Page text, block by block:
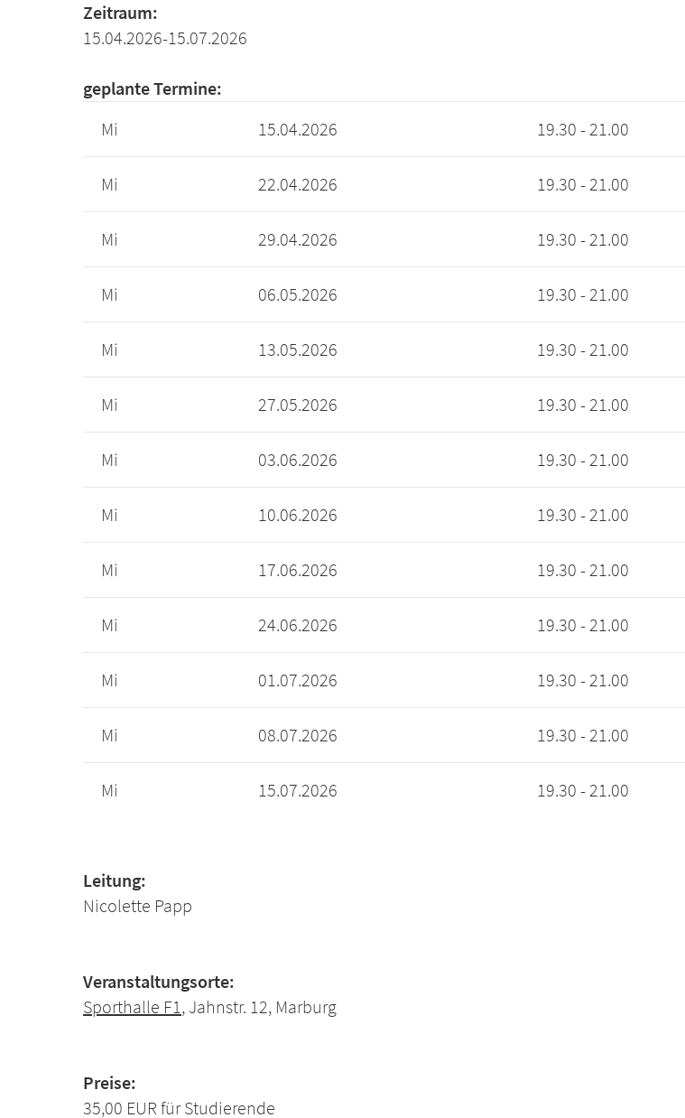
Zeitraum:
15.04.2026-15.07.2026
geplante Termine:
Mi
15.04.2026 19.30 - 21.00
Mi 22.04.2026 19.30 - 21.00
Mi 29.04.2026 19.30 - 21.00
Mi 06.05.2026 19.30 - 21.00
Mi 13.05.2026 19.30 - 21.00
Mi 27.05.2026 19.30 - 21.00
Mi 03.06.2026 19.30 - 21.00
Mi 10.06.2026 19.30 - 21.00
Mi 17.06.2026 19.30 - 21.00
Mi 24.06.2026 19.30 - 21.00
Mi 01.07.2026 19.30 - 21.00
Mi 08.07.2026 19.30 - 21.00
Mi 15.07.2026 19.30 - 21.00
Leitung:
Nicolette Papp
Veranstaltungsorte:
Sporthalle F1, Jahnstr. 12, Marburg
Preise:
35,00 EUR für Studierende